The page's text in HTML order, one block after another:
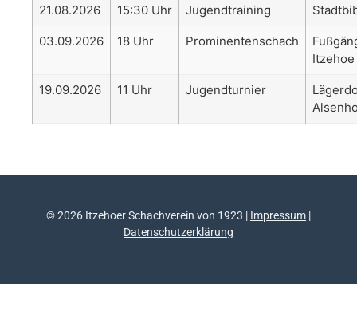
21.08.2026 15:30 Uhr Jugendtraining
03.09.2026 18 Uhr Prominentenschach
Itzehoe
19.09.2026 11 Uhr Jugendturnier
© 2026 Itzehoer Schachverein von 1923 | Impressum |
Datenschutzerklärung